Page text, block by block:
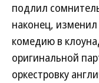
подлил
наконец,
комедию в
оригинальной
оркестровку